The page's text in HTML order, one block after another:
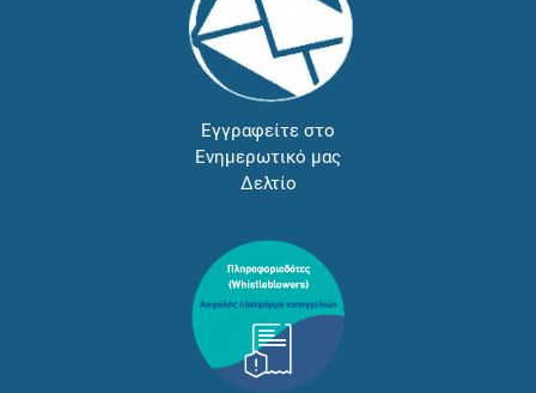
Εγγραφείτε στο
Ενημερωτικό μας
Δελτίο